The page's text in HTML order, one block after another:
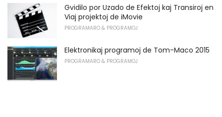
Gvidilo por Uzado de Efektoj kaj Transiroj en
Viaj projektoj de iMovie
PROGRAMARO & PROGRAMOJ
Elektronikaj programoj de Tom-Maco 2015
PROGRAMARO & PROGRAMOJ